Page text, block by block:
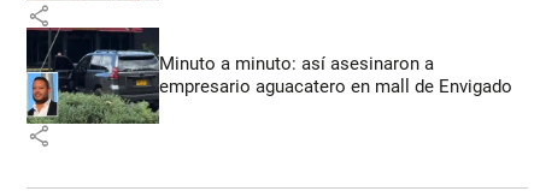
share
Minuto a minuto: así asesinaron a
empresario aguacatero en mall de Envigado
share